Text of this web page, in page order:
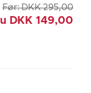
Før: DKK 295,00
DKK 149,00